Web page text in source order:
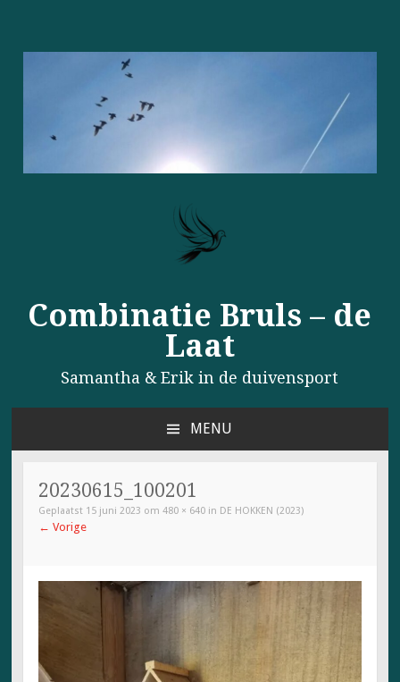
Combinatie Bruls – de
Laat
Samantha & Erik in de duivensport
MENU
INHOUD
SPRINGEN
20230615_100201
Geplaatst 15 juni 2023 om480 × 640 in DE HOKKEN (2023)
← Vorige